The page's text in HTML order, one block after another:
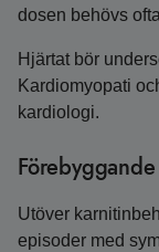
dosen behövs
Hjärtat bör
Kardiomyopati
kardiologi.
Utöver
episoder med